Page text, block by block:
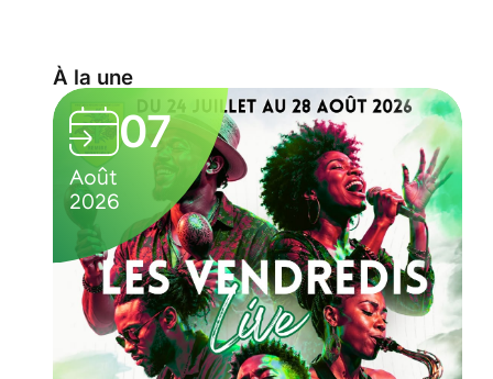
À la une
07
Août
2026